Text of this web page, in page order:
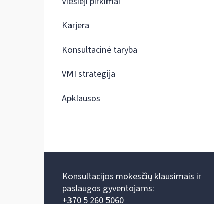
Karjera
Konsultacinė taryba
VMI strategija
Apklausos
Konsultacijos mokesčių klausimais ir
paslaugos gyventojams:
+370 5 260 5060